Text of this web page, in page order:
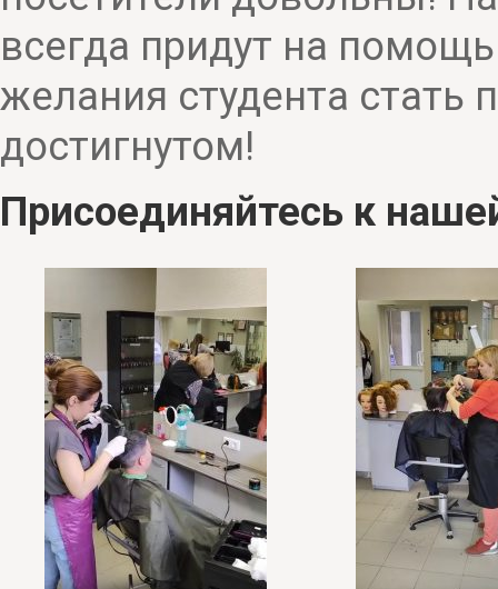
всегда придут на
желания студента стать
достигнутом!
Присоединяйтесь к